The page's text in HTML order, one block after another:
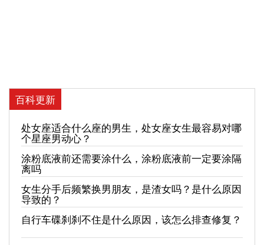
百科更新
处女座适合什么座的男生，处女座女生最容易对哪
个星座男动心？
涂粉底液前还需要涂什么，涂粉底液前一定要涂隔
离吗
女生分手后频繁换男朋友，是渣女吗？是什么原因
导致的？
自行车碟刹刹不住是什么原因，该怎么排查修复？